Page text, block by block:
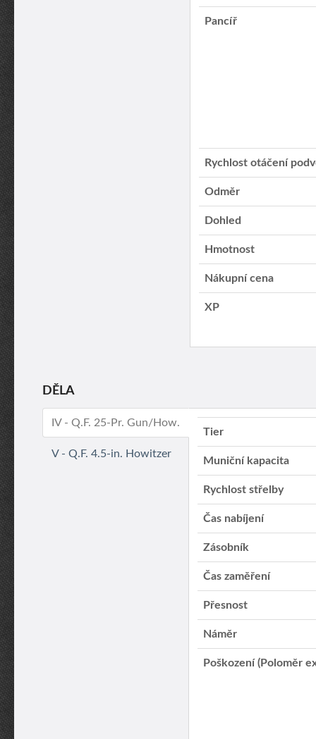
Pancíř
Rychlost otáčení
Odměr
Dohled
Hmotnost
Nákupní cena
XP
DĚLA
IV - Q.F. 25-Pr. Gun/How.
V - Q.F. 4.5-in. Howitzer
Tier
Muniční kapacita
Rychlost střelby
Čas nabíjení
Zásobník
Čas zaměření
Přesnost
Náměr
Poškození (Poloměr